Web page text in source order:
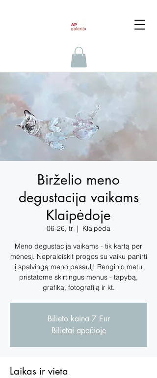
Birželio meno
degustacija vaikams
Klaipėdoje
06-26, tr
  |
Klaipėda
Meno degustacija vaikams - tik kartą per
mėnesį. Nepraleiskit progos su vaiku panirti
į spalvingą meno pasaulį! Renginio metu
pristatome skirtingus menus - tapybą,
grafiką, fotografiją ir kt.
Bilieto kaina 7 Eur
Bilietai apačioje
Laikas ir vieta